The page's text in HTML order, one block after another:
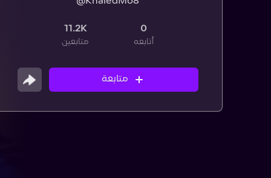
0
أتابعه
11.2K
متابعين
متابعة